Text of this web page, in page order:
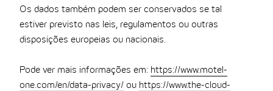
Os dados também podem ser conservados se tal
estiver previsto nas leis, regulamentos ou outras
disposições europeias ou nacionais.
Pode ver mais informações em: https://www.motel-
one.com/en/data-privacy/ ou https://www.the-cloud-